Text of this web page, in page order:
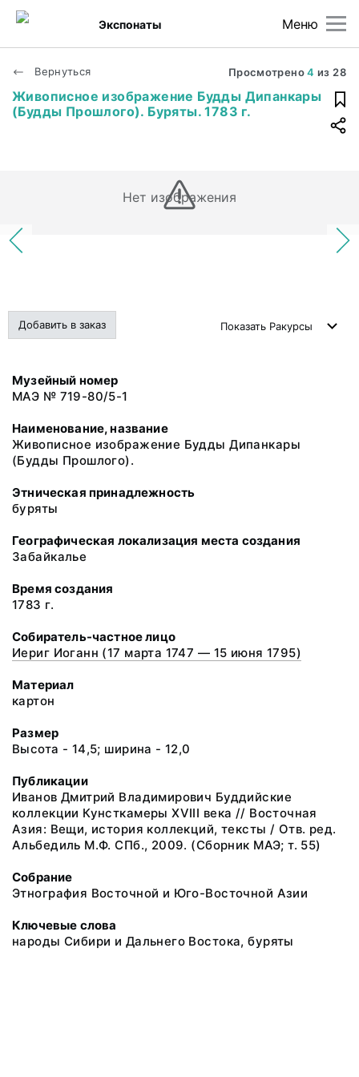
Меню
Экспонаты
Вернуться Просмотрено4 из 28
Живописное изображение Будды Дипанкары
(Будды Прошлого). Буряты. 1783 г.
Нет изображения
Добавить в заказ Показать Ракурсы
Музейный номер
МАЭ № 719-80/5-1
Наименование, название
Живописное изображение Будды Дипанкары
(Будды Прошлого).
Этническая принадлежность
буряты
Географическая локализация места создания
Забайкалье
Время создания
1783 г.
Собиратель-частное лицо
Иериг Иоганн (17 марта 1747 — 15 июня 1795)
Материал
картон
Размер
Высота - 14,5; ширина - 12,0
Публикации
Иванов Дмитрий Владимирович Буддийские
коллекции Кунсткамеры XVIII века // Восточная
Азия: Вещи, история коллекций, тексты / Отв. ред.
Альбедиль М.Ф. СПб., 2009. (Сборник МАЭ; т. 55)
Собрание
Этнография Восточной и Юго-Восточной Азии
Ключевые слова
народы Сибири и Дальнего Востока, буряты